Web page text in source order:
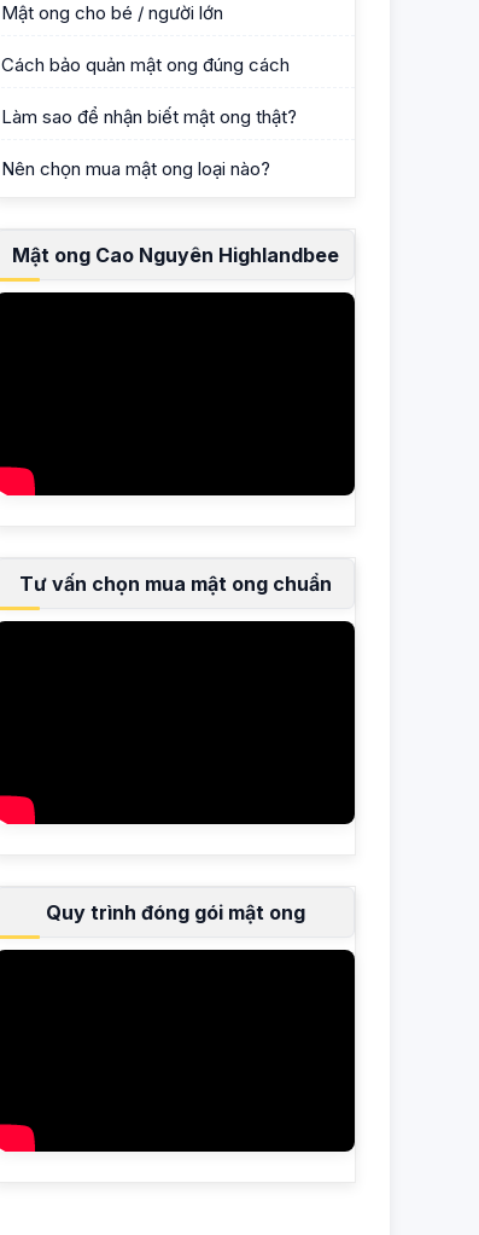
Mật ong cho bé / người lớn
Cách bảo quản mật ong đúng cách
Làm sao để nhận biết mật ong thật?
Nên chọn mua mật ong loại nào?
Mật ong Cao Nguyên Highlandbee
Tư vấn chọn mua mật ong chuẩn
Quy trình đóng gói mật ong